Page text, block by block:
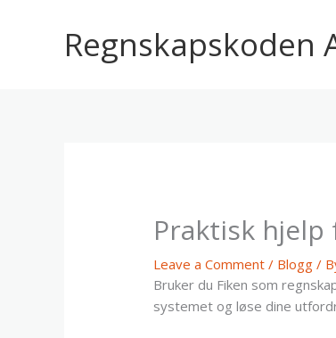
Regnskapskoden
Praktisk
Leave a Comment / Blogg /
Bruker du Fiken som
systemet og løse dine